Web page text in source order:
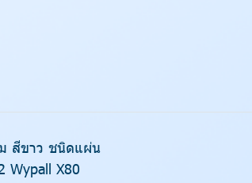
สีขาว ชนิดแผ่น
Wypall X80